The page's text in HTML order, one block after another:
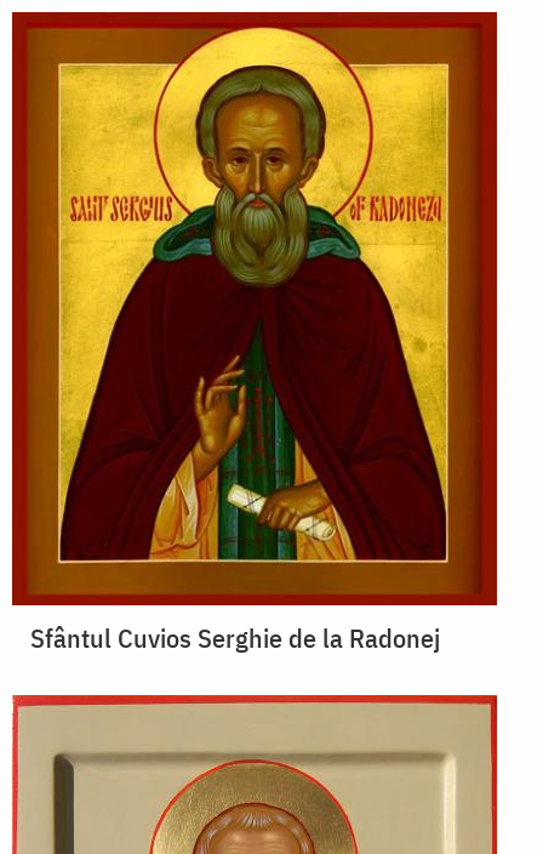
Sfântul Cuvios Serghie de la Radonej